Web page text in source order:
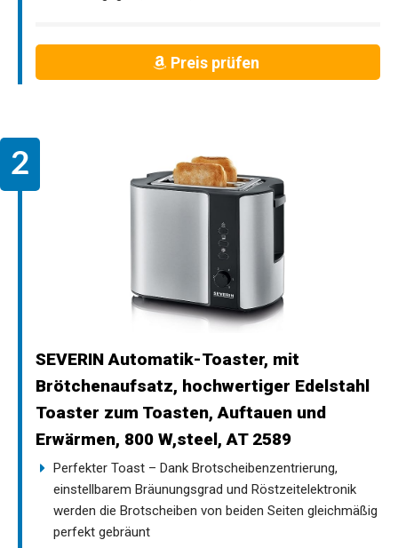
Preis prüfen
SEVERIN Automatik-Toaster, mit
Brötchenaufsatz, hochwertiger Edelstahl
Toaster zum Toasten, Auftauen und
Erwärmen, 800 W,steel, AT 2589
Perfekter Toast – Dank Brotscheibenzentrierung,
einstellbarem Bräunungsgrad und Röstzeitelektronik
werden die Brotscheiben von beiden Seiten gleichmäßig
perfekt gebräunt